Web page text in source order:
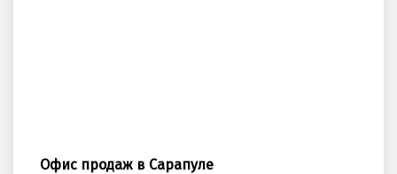
Офис продаж в Сарапуле